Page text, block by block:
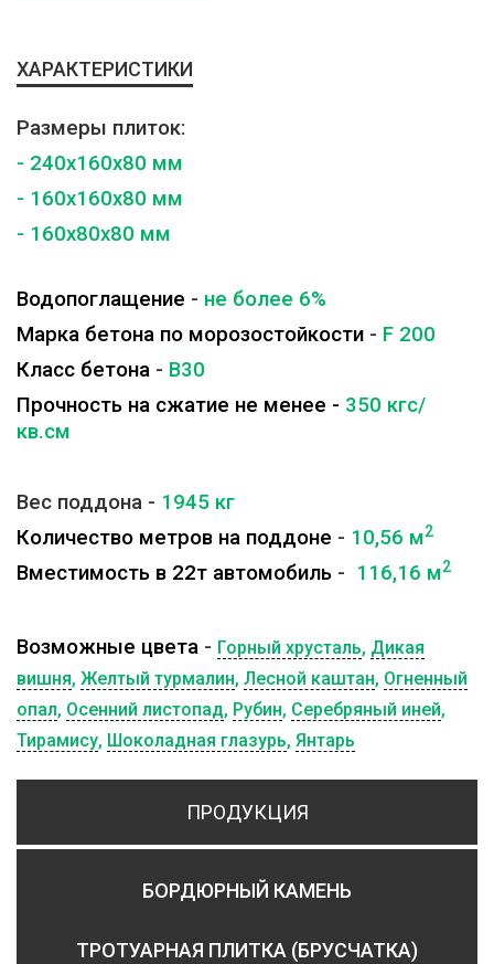
ПРОДУКЦИЯ
БОРДЮРНЫЙ КАМЕНЬ
ТРОТУАРНАЯ ПЛИТКА (БРУСЧАТКА)
ХАРАКТЕРИСТИКИ
Размеры плиток:
- 240x160x80 мм
- 160x160x80 мм
- 160x80x80 мм
Водопоглащение - не более 6%
Марка бетона по морозостойкости - F 200
Класс бетона - B30
Прочность на сжатие не менее - 350 кгс/
кв.см
Вес поддона - 1945 кг
Количество метров на поддоне - 10,56 м2
Вместимость в 22т автомобиль - 116,16 м2
Возможные цвета - Горный хрусталь, Дикая
вишня, Желтый турмалин, Лесной каштан, Огненный
опал, Осенний листопад, Рубин, Серебряный иней,
Тирамису, Шоколадная глазурь, Янтарь